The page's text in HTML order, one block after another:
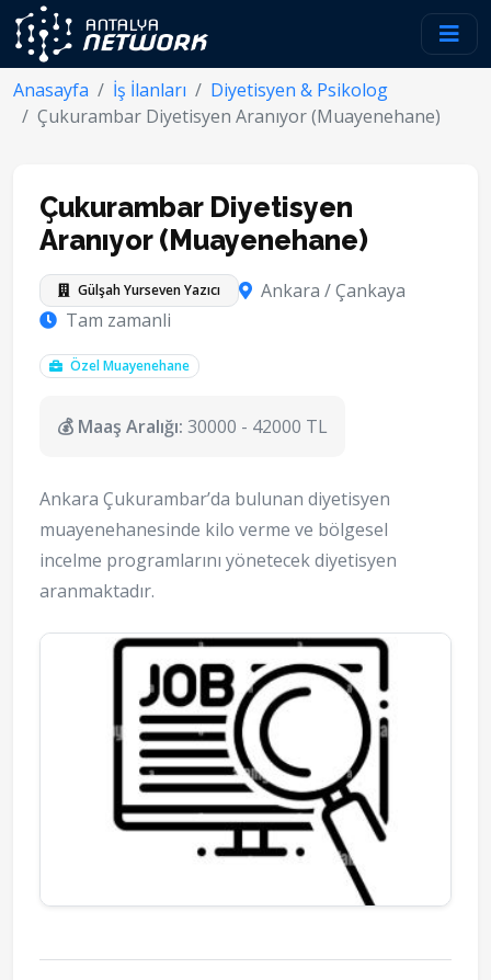
Anasayfa İş İlanları
Diyetisyen & Psikolog
Çukurambar Diyetisyen Aranıyor (Muayenehane)
Çukurambar Diyetisyen
Aranıyor (Muayenehane)
Gülşah Yurseven Yazıcı
Ankara / Çankaya
Tam zamanli
Özel Muayenehane
💰 Maaş Aralığı: 30000 - 42000 TL
Ankara Çukurambar’da bulunan diyetisyen
muayenehanesinde kilo verme ve bölgesel
incelme programlarını yönetecek diyetisyen
aranmaktadır.